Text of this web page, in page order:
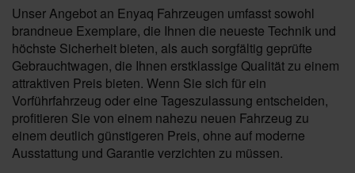
Unser Angebot an Enyaq Fahrzeugen umfasst sowohl
brandneue Exemplare, die Ihnen die neueste Technik und
höchste Sicherheit bieten, als auch sorgfältig geprüfte
Gebrauchtwagen, die Ihnen erstklassige Qualität zu einem
attraktiven Preis bieten. Wenn Sie sich für ein
Vorführfahrzeug oder eine Tageszulassung entscheiden,
profitieren Sie von einem nahezu neuen Fahrzeug zu
einem deutlich günstigeren Preis, ohne auf moderne
Ausstattung und Garantie verzichten zu müssen.